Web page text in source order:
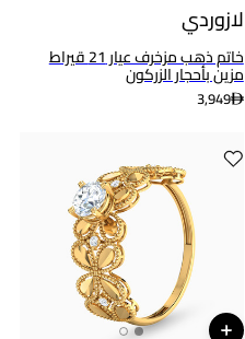
لازوردي
خاتم ذهب مزخرف عيار 21 قيراط
مزين بأحجار الزركون
3,949